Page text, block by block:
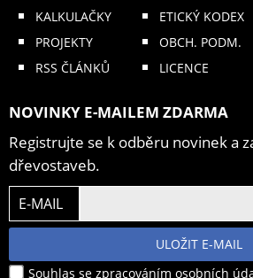
KALKULAČKY
PROJEKTY
RSS ČLÁNKŮ
ETICKÝ KODEX
OBCH. PODM.
LICENCE
NOVINKY E-MAILEM ZDARMA
Registrujte se k odběru novinek a
dřevostaveb.
E-MAIL
ULOŽIT E-MAIL
Souhlas se zpracováním osobních